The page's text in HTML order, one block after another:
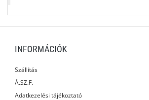
INFORMÁCIÓK
Szállítás
Á.SZ.F.
Adatkezelési tájékoztató